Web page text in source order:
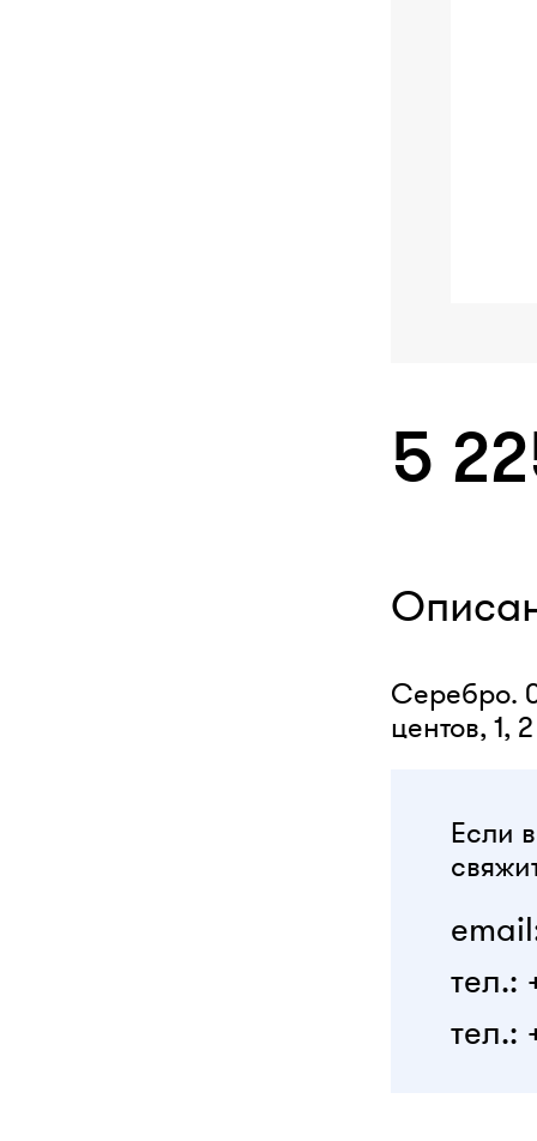
5
Серебро.
центов, 1,
Если
тел.:
тел.: